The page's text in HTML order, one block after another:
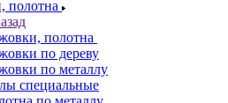
полотна
полотна
по дереву
по металлу
специальные